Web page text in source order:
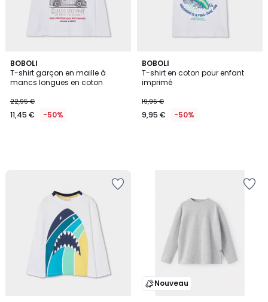
BOBOLI
T-shirt garçon en maille à
mancs longues en coton
22,95 €
11,45 € -50%
BOBOLI
T-shirt en coton pour enfant
imprimé
19,95 €
9,95 € -50%
Nouveau